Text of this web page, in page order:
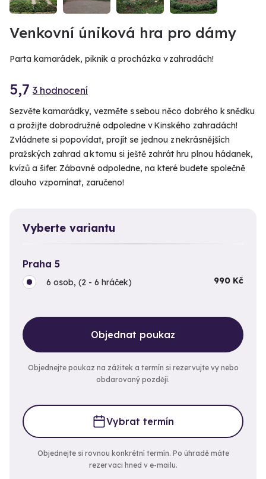
Venkovní úniková hra pro dámy
Parta kamarádek, piknik a procházka v zahradách!
5,7 3 hodnocení
Sezvěte kamarádky, vezměte s sebou něco dobrého k snědku
a prožijte dobrodružné odpoledne v Kinského zahradách!
Zvládnete si popovídat, projít se jednou z nekrásnějších
pražských zahrad a k tomu si ještě zahrát hru plnou hádanek,
kvízů a šifer. Zábavné odpoledne, na které budete společně
dlouho vzpomínat, zaručeno!
Vyberte variantu
Praha 5
6 osob, (2 - 6 hráček) 990 Kč
Objednat poukaz
Objednejte poukaz na zážitek a termín si rezervujte vy nebo
obdarovaný později.
Vybrat termín
Objednejte si rovnou konkrétní termín. Po úhradě máte
rezervaci hned v e-mailu.